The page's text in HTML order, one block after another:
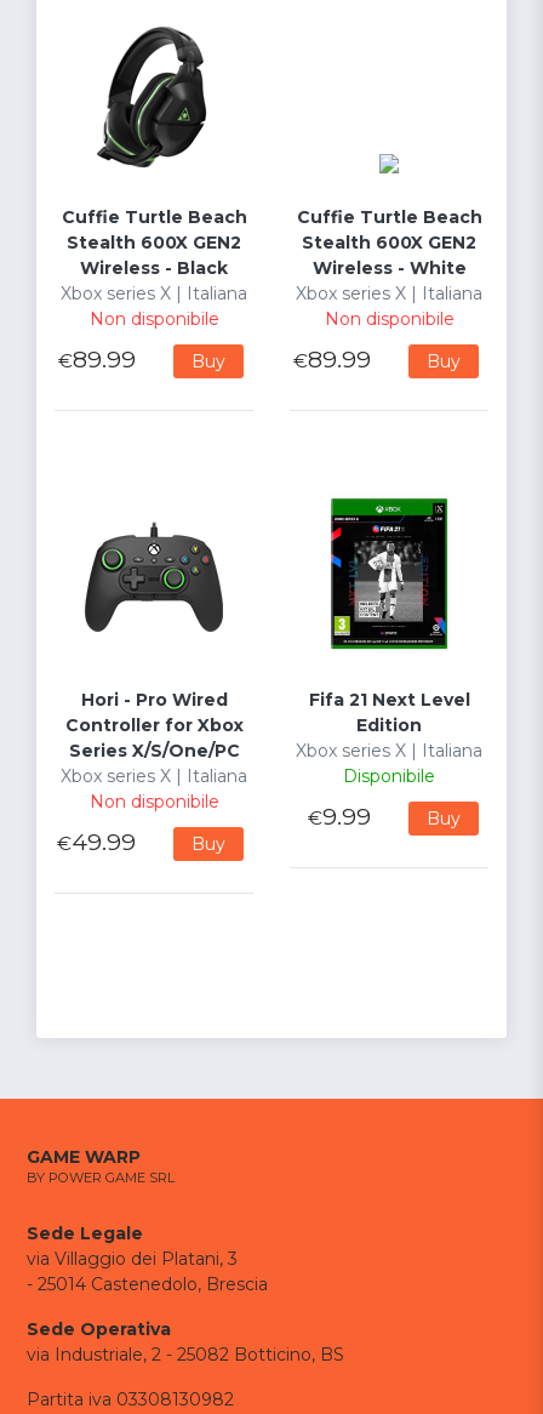
Cuffie Turtle Beach
Stealth 600X GEN2
Wireless - Black
Xbox series X | Italiana
Non disponibile
€89.99 Buy
Cuffie Turtle Beach
Stealth 600X GEN2
Wireless - White
Xbox series X | Italiana
Non disponibile
€89.99 Buy
Hori - Pro Wired
Controller for Xbox
Series X/S/One/PC
Xbox series X | Italiana
Non disponibile
€49.99 Buy
Fifa 21 Next Level
Edition
Xbox series X | Italiana
Disponibile
€9.99 Buy
GAME WARP
BY POWER GAME SRL
Sede Legale
via Villaggio dei Platani, 3
- 25014 Castenedolo, Brescia
Sede Operativa
via Industriale, 2 - 25082 Botticino, BS
Partita iva 03308130982